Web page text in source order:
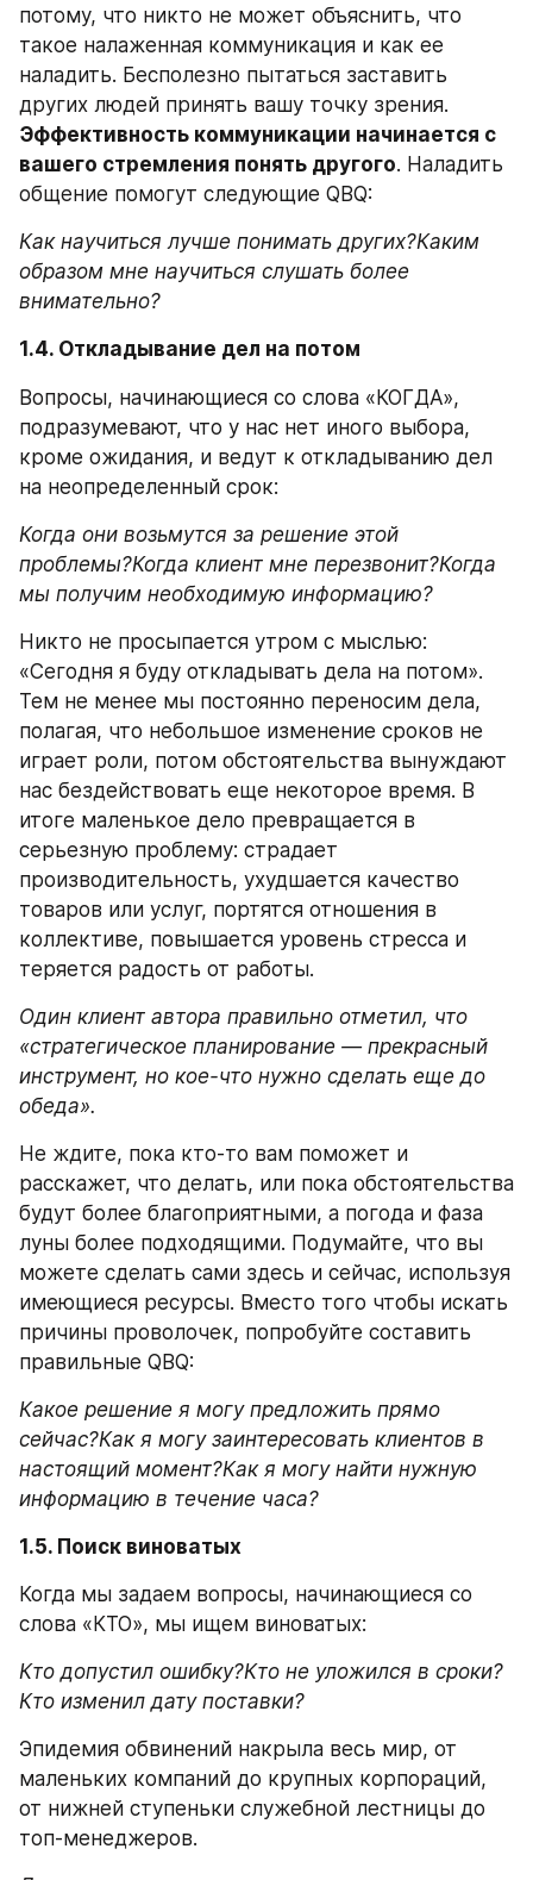
потому, что никто не может объяснить, что
такое налаженная коммуникация и как ее
наладить. Бесполезно пытаться заставить
Эффективность коммуникации начинается с
вашего стремления понять другого. Наладить
общение помогут следующие QBQ:
Как научиться лучше понимать других?Каким
образом мне научиться слушать более
внимательно?
1.4. Откладывание дел на потом
Вопросы, начинающиеся со слова «КОГДА»,
подразумевают, что у нас нет иного выбора,
кроме ожидания, и ведут к откладыванию дел
на неопределенный срок:
Когда они возьмутся за решение этой
проблемы?Когда клиент мне перезвонит?Когда
мы получим необходимую информацию?
Никто не просыпается утром с мыслью:
«Сегодня я буду откладывать дела на потом».
Тем не менее мы постоянно переносим дела,
полагая, что небольшое изменение сроков не
играет роли, потом обстоятельства вынуждают
нас бездействовать еще некоторое время. В
итоге маленькое дело превращается в
серьезную проблему: страдает
производительность, ухудшается качество
товаров или услуг, портятся отношения в
коллективе, повышается уровень стресса и
теряется радость от работы.
Один клиент автора правильно отметил, что
«стратегическое планирование — прекрасный
инструмент, но кое-что нужно сделать еще до
обеда».
Не ждите, пока кто-то вам поможет и
расскажет, что делать, или пока обстоятельства
будут более благоприятными, а погода и фаза
луны более подходящими. Подумайте, что вы
можете сделать сами здесь и сейчас, используя
имеющиеся ресурсы. Вместо того чтобы искать
причины проволочек, попробуйте составить
правильные QBQ:
Какое решение я могу предложить прямо
сейчас?Как я могу заинтересовать клиентов в
настоящий момент?Как я могу найти нужную
информацию в течение часа?
1.5. Поиск виноватых
Когда мы задаем вопросы, начинающиеся со
слова «КТО», мы ищем виноватых:
Кто допустил ошибку?Кто не уложился в сроки?
Кто изменил дату поставки?
Эпидемия обвинений накрыла весь мир, от
маленьких компаний до крупных корпораций,
от нижней ступеньки служебной лестницы до
топ-менеджеров.